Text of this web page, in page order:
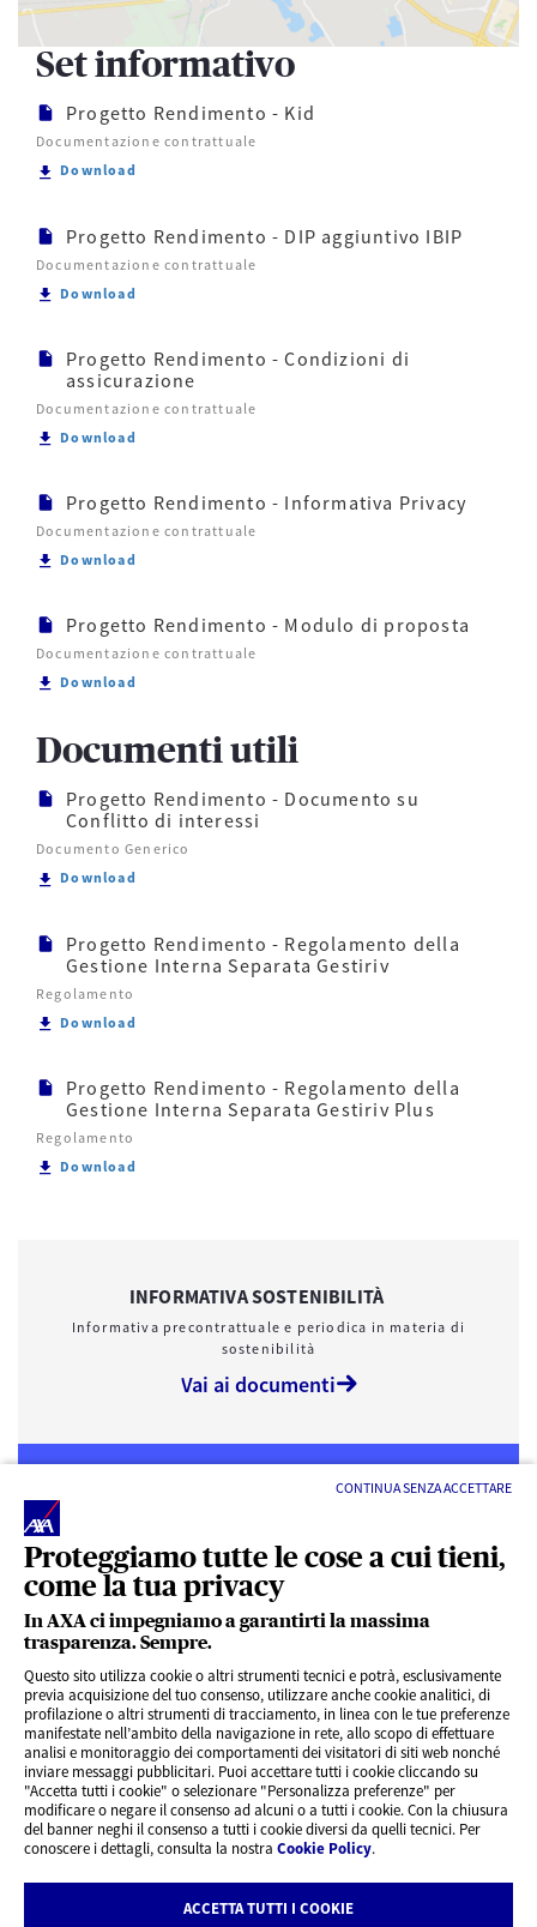
Proteggiamo tutte le cose a cui tieni,
come la tua privacy
In AXA ci impegniamo a garantirti la massima
trasparenza. Sempre.
Questo sito utilizza cookie o altri strumenti tecnici e potrà, esclusivamente
previa acquisizione del tuo consenso, utilizzare anche cookie analitici, di
profilazione o altri strumenti di tracciamento, in linea con le tue preferenze
manifestate nell’ambito della navigazione in rete, allo scopo di effettuare
analisi e monitoraggio dei comportamenti dei visitatori di siti web nonché
inviare messaggi pubblicitari. Puoi accettare tutti i cookie cliccando su
"Accetta tutti i cookie" o selezionare "Personalizza preferenze" per
modificare o negare il consenso ad alcuni o a tutti i cookie. Con la chiusura
del banner neghi il consenso a tutti i cookie diversi da quelli tecnici. Per
conoscere i dettagli, consulta la nostra Cookie Policy.
CONTINUA SENZA ACCETTARE
ACCETTA TUTTI I COOKIE
Set informativo
Progetto Rendimento - Kid
Documentazione contrattuale
Download
Progetto Rendimento - DIP aggiuntivo IBIP
Documentazione contrattuale
Download
Progetto Rendimento - Condizioni di
assicurazione
Documentazione contrattuale
Download
Progetto Rendimento - Informativa Privacy
Documentazione contrattuale
Download
Progetto Rendimento - Modulo di proposta
Documentazione contrattuale
Download
Documenti utili
Progetto Rendimento - Documento su
Conflitto di interessi
Documento Generico
Download
Progetto Rendimento - Regolamento della
Gestione Interna Separata Gestiriv
Regolamento
Download
Progetto Rendimento - Regolamento della
Gestione Interna Separata Gestiriv Plus
Regolamento
Download
INFORMATIVA SOSTENIBILITÀ
Informativa precontrattuale e periodica in materia di
sostenibilità
Vai ai documenti
LINK UTILI
ACCESSO VELOCE
SERVIZI AL CLIENTE
CHI SIAMO
Privacy